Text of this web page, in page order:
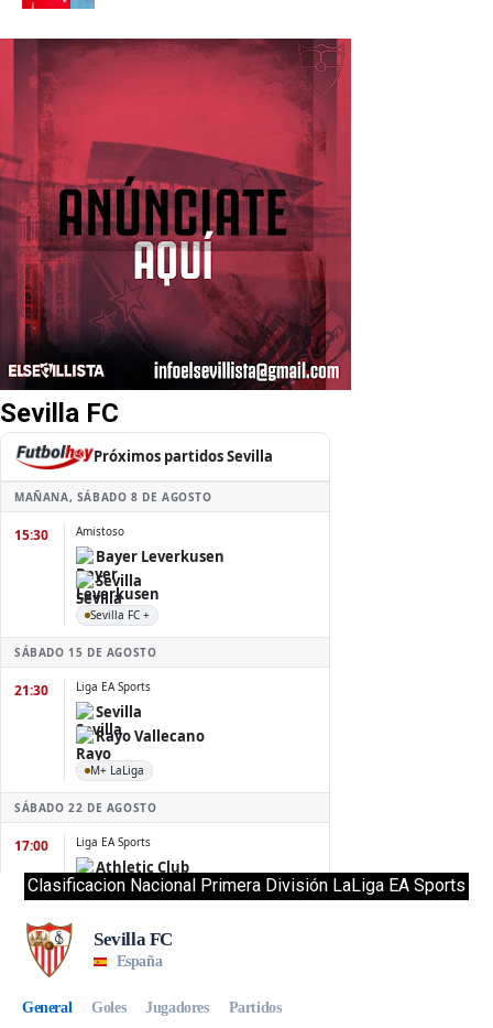
Sevilla FC
Clasificacion Nacional Primera División LaLiga EA Sports